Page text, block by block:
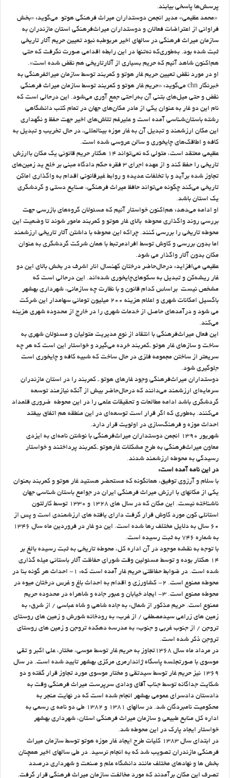
پرسش‌ها پاسخی بیابند.
«محمد عظیمی» مدیر انجمن دوستداران میراث فرهنگی هوتو می‌گوید: «بخش
فراوانی از اعتراضات فعالان و دوستداران میراث‌فرهنگی استان مازندران به
سازمان میراث فرهنگی در سالهای اخیر مربوطبه نبود تعیین حریم آثار تاریخی
ثبت شده بود. به‌طوری‌که نه‌تنها در این رابطه اقدامی صورت نگرفت که حتی
هم‌اکنون شاهد آنیم که حریم‌ بسیاری از آثارتاریخی هم نقض شده‌ است».
او در مورد نقض تعیین حریم غار هوتو و کمربند توسط سازمان میراثفرهنگی به
خبرنگار chn می‌گوید: «حریم غار هوتو و کمربند توسط سازمان میراث فرهنگی
نقض و حتی میل‌های بتنی آن به‌راحتی جمع آوری می‌شود. این درحالی است که
نام این دو غار به عنوان یکی از مادر مکان‌های جهان در تمام کتب دانشگاهی
رشته باستان‌شناسی آمده است و علیرغم تلاش‌های اخیر جهت حفظ و نگهداری
این مکان ارزشمند و تبدیل آن به غار موزه بین‏المللی، در حال تخریب و تبدیل به
کافه و اطاقک‌های چایخوری و سالن عروسی شده است.
عظیمی معتقد است، متولی که نمی‌تواند ۱۴ هکتار حریم قانونی یک مکان باارزش
تاریخی را حفظ کند و از عهده اجرای ۳ فقره حکم دادگاه مبنی بر خلع ید زمین‌های
تجاوز شده برآید و با تخلفات عدیده و روابط غیرقانونی اقدام به واگذاری اماکن
تاریخی می‌کند چگونه می‌تواند حافظ میراث فرهنگی، صنایع دستی و گردشگری
یک استان باشد.
او ادامه می‌دهد: هم‌اکنون خواستار آنیم که مسئولان گروه‌های بازرسی جهت
بررسی روند واگذاری محوطه بالای غار هوتو و کمربند مامور شوند تا وضعیت این
محوطه تاریخی را بررسی کنند. چراکه این محوطه با داشتن آثار تاریخی ارزشمند
اما بدون بررسی و کاوش توسط افرادمرتبط با همان شرکت گردشگری به عنوان
مکان بدون آثار واگذار می شود.
عظیمی می‌افزاید: درحال‌حاضر درختان کهنسال انار اشرف در بخش بالای این دو
غار ریشه‌کن و تبدیل به سکوهای‌چایخوری شده‌اند. این درحالی است که
مشخص نیست براساس کدام قانون و با نظارت چه سازمانی، شهرداری بهشهر
باگسیل امکانات شهری و اعلام هزینه ۲۰۰ میلیون تومانی سهامدار این شرکت
می شود و درآمدهای حاصل از خدمات شهری را در خارج از محدوده شهری هزینه
می‌کند.
این فعال میراث‌فرهنگی با انتقاد از نوع مدیریت متولیان و مسئولان شهری به
ساخت و سازهای غار هوتو ـ‌کمربند خرده می‌گیرد و خواستار این است که هر چه
سریعتر از ساختن مجموعه فلزی در حال ساخت که شبیه کافه و چایخوری است
جلوگیری شود.
دوستداران میراث‌فرهنگی وجود غارهای هوتو ـ کمربند را در استان مازندران
سرمایه‌‌ای ارزشمند می‌دانند که درحال‌حاضر بیش از آنکه نیازمند توسعه
گردشگری باشد ادامه مطالعات و تحقیقات علمی را در این محوطه ضروری قلمداد
می‌کنند. به‌طوری که اگر قرار است توسعه‌ای در این منطقه هم اتفاق بیفتد
احداث موزه و فرهنگ‌سازی در اولویت قرار دارد.
شهریور ۱۳۹۰ انجمن دوستداران میراث‌فرهنگی با نوشتن نامه‌ای به ایزدی
معاون میراث‌فرهنگی به طرح مشکلات غارهوتو ـ‌کمربند پرداختند و خواستار
رسیدگی به محوطه‌ ارزشمند شدند.
در این نامه آمده است:
با سلام و آرزوی توفیق، همانگونه که مستحضر هستید غار هوتو و کمربند بعنوان
یکی از مکانهای با ارزش میراث فرهنگی ایران در جوامع باستان شناسی جهان
ناشناخته نیست. این مکان که در سال های ۱۳۲۸ و ۱۳۳۰ توسط کارلتون
استانلی کون مورد کاوش قرار گرفت دارای یافته های ارزشمندی است و پس از
۶۰ سال به دلایل مختلف رها شده است. این دو غار در فروردین ماه سال ۱۳۴۶
به شماره ۷۴۶ به ثبت رسیده است.
با توجه به نقشه موجود در آن اداره کل، محوطه تاریخی به ثبت رسیده بالغ بر
۱۴ هکتار بوده و توسط مسئولین وقت شورای حفاظت آثار باستانی میله گذاری
شده است. در ضوابط حفاظتی حریم غار آمده است که: ۱- احداث هر گونه بنا در
محوطه ممنوع است. ۲- کشاورزی و اقدام به احداث باغ و غرس درختان میوه در
محوطه ممنوع است. ۳- ایجاد خیابان و عبور جاده و شاهراه در محدوده حریم
ممنوع است. حریم مذکور از شمال: به جاده شاهی و شاه عباسی / از شرق: به
زمین های زراعی سیدمصطفی / از غرب: به رودخانه شورش و زمین های روستای
تروجن / از جنوب غربی و جنوب: به مدرسه دهکده تروجن و زمین های روستای
تروجن ذکر شده است.
در مرداد ماه سال ۱۳۶۸تجاوز به حریم غار توسط موسی، مختار، علی اکبر و تقی
موسوی با صورتجلسه پاسگاه ژاندارمری مرکزی بهشهر تایید شده است. در سال
۱۳۶۹ نیز حریم غار توسط سیدتقی و مختار موسوی مورد تجاوز قرار گفته و دو
شکایت جداگانه توسط جناب آقای ودادی سرپرست میراث فرهنگی وقت به
دادستان دادسرای عمومی بهشهر انجام شده است که در نهایت منجر به
محکومیت نامبردگان شد. در سالهای ۱۳۸۱ و ۱۳۸۲ طی دو نامه ی رسمی به
اداره کل منابع طبیعی و سازمان میراث فرهنگی استان، شهرداری بهشهر
خواستار ایجاد پارک در این محوطه شد.
در ابتدای سال ۱۳۸۳ کلیات طرح ایجاد غار موزه هوتو توسط سازمان میراث
فرهنگی مازندران تصویب شد که به انجام نرسید. در طی سالهای اخیر همچنان
بخش ها و نهادهای مختلف مانند دانشگاه علم و صنعت و شهرداری درصدد
تصرف این مکان برآمدند که مورد مخالفت سازمان میراث فرهنگی قرار گرفت.